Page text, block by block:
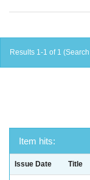
Results 1-1 of 1
Item hits:
Issue Date Title